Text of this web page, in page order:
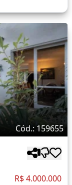
Cód.: 159655
R$ 4.000.000